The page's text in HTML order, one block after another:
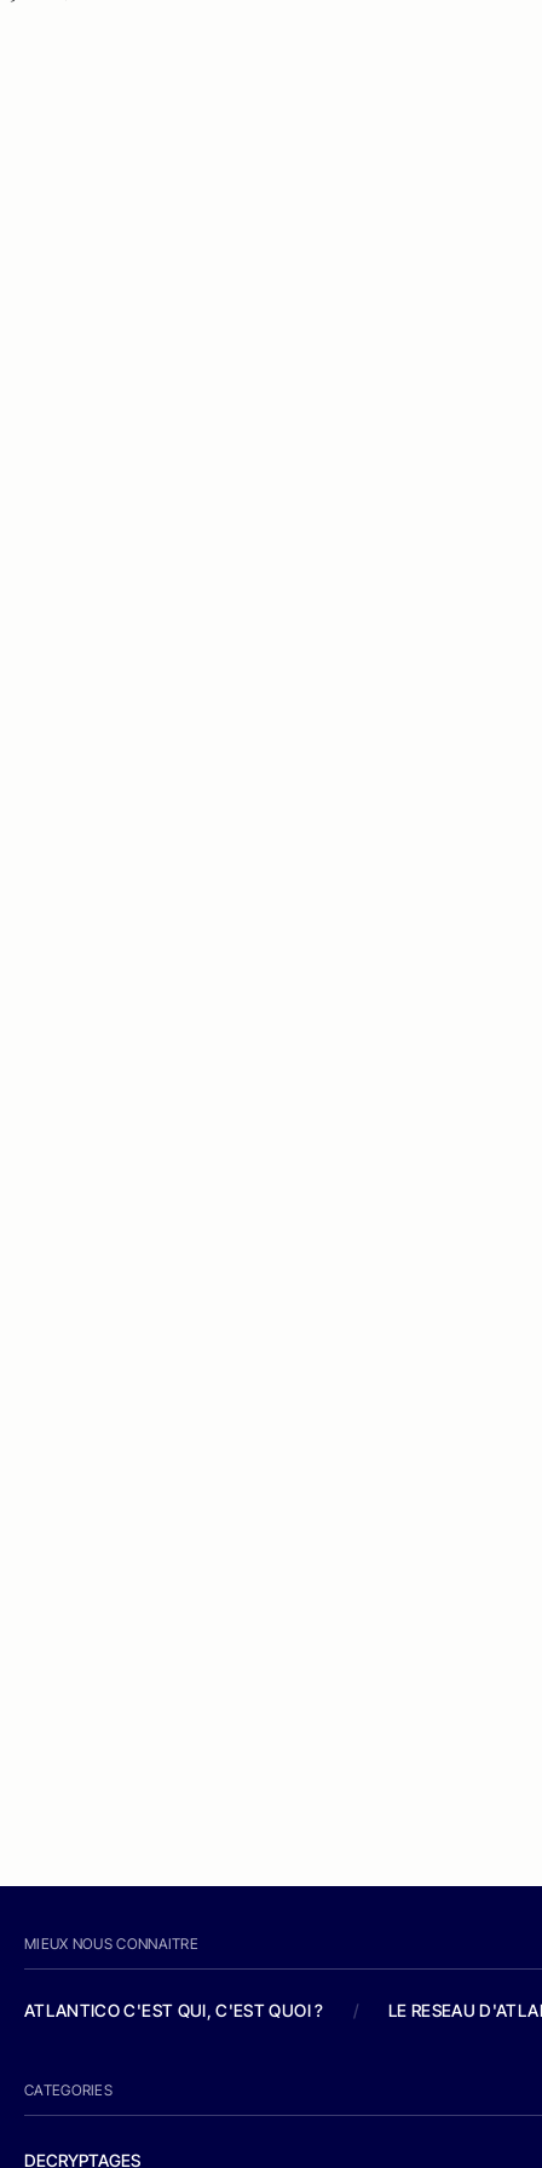
MIEUX NOUS CONNAITRE
ATLANTICO C'EST QUI, C'EST QUOI ? / LE RESEAU
CATEGORIES
DECRYPTAGES